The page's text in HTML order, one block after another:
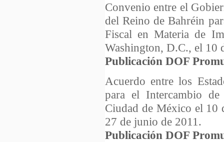
Convenio entre el
del Reino de Bahréin
Fiscal en Materia de
Washington, D.C., el 10
Publicación DOF
Acuerdo entre los
para el Intercambio
Ciudad de México el 10
27 de junio de 2011.
Publicación DOF